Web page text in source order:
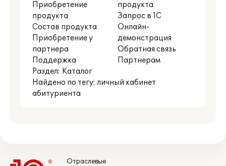
Приобретение
продукта
Состав продукта
Приобретение у
партнера
Поддержка
продукта
Запрос в 1С
Онлайн-
демонстрация
Обратная связь
Партнерам
Раздел: Каталог
Найдено по тегу: личный кабинет
абитуриента
Отраслевые